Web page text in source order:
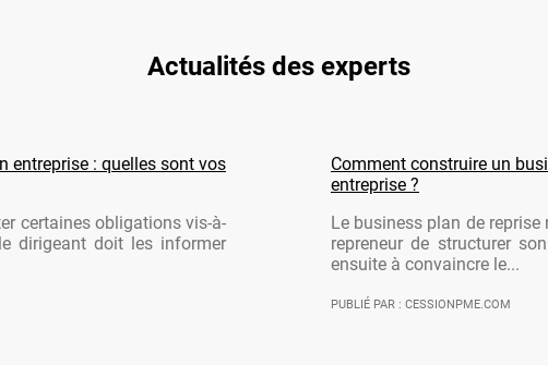
Actualités des experts
entreprise : quelles sont vos
certaines obligations vis-à-
dirigeant doit les informer
Comment construire un
entreprise ?
Le business plan de
repreneur de structurer
ensuite à convaincre le...
PUBLIÉ PAR : CESSIONPME.COM